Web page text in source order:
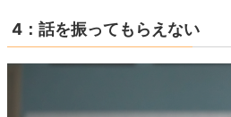
4：話を振ってもらえない